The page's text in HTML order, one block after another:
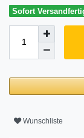
Sofort
Wunschliste